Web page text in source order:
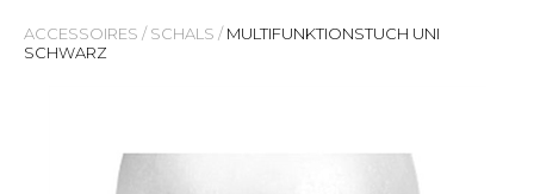
ACCESSOIRES / SCHALS / MULTIFUNKTIONSTUCH UNI
SCHWARZ